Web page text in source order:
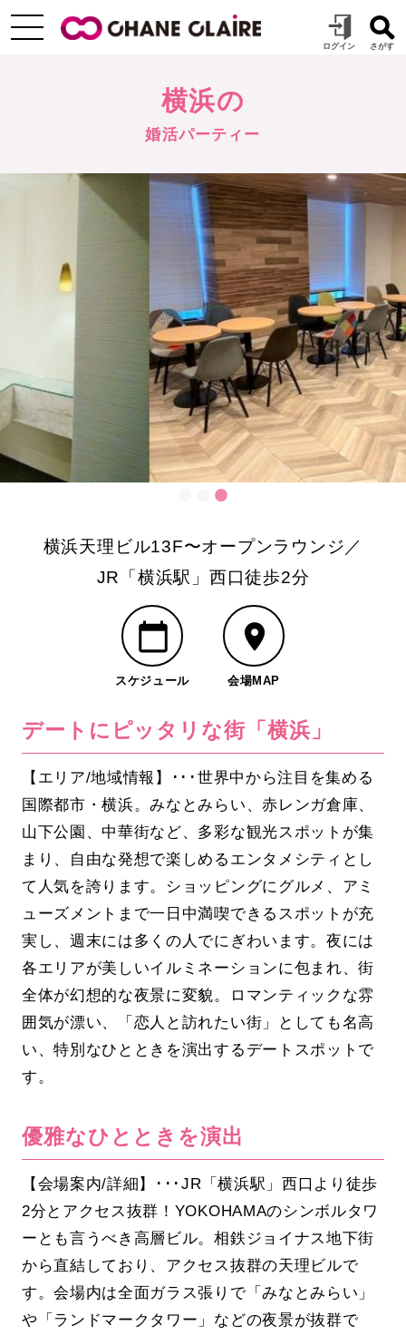
横浜の
婚活パーティー
横浜天理ビル13F〜オープンラウンジ／
JR「横浜駅」西口徒歩2分
スケジュール 会場MAP
デートにピッタリな街「横浜」
【エリア/地域情報】･･･世界中から注目を集める
国際都市・横浜。みなとみらい、赤レンガ倉庫、
山下公園、中華街など、多彩な観光スポットが集
まり、自由な発想で楽しめるエンタメシティとし
て人気を誇ります。ショッピングにグルメ、アミ
ューズメントまで一日中満喫できるスポットが充
実し、週末には多くの人でにぎわいます。夜には
各エリアが美しいイルミネーションに包まれ、街
全体が幻想的な夜景に変貌。ロマンティックな雰
囲気が漂い、「恋人と訪れたい街」としても名高
い、特別なひとときを演出するデートスポットで
す。
優雅なひとときを演出
【会場案内/詳細】･･･JR「横浜駅」西口より徒歩
2分とアクセス抜群！YOKOHAMAのシンボルタワ
ーとも言うべき高層ビル。相鉄ジョイナス地下街
から直結しており、アクセス抜群の天理ビルで
す。会場内は全面ガラス張りで「みなとみらい」
や「ランドマークタワー」などの夜景が抜群で